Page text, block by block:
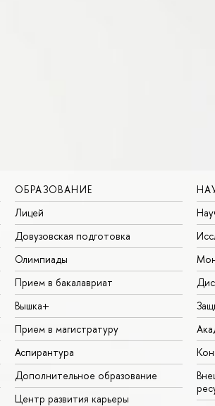
ОБРАЗОВАНИЕ
Лицей
Довузовская подготовка
Олимпиады
Прием в бакалавриат
Вышка+
Прием в магистратуру
Аспирантура
Дополнительное образование
Центр развития карьеры